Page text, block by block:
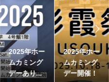
2025年ホー
ムカミング
デーあり...
2025年ホー
ムカミング
デー開催！
